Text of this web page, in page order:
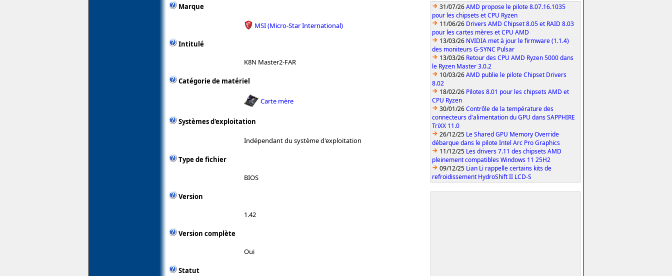
Marque
MSI (Micro-Star International)
Intitulé
K8N Master2-FAR
Catégorie de matériel
Carte mère
Systèmes d'exploitation
Indépendant du système d'exploitation
Type de fichier
BIOS
Version
1.42
Version complète
Oui
Statut
31/07/26AMD propose le pilote 8.07.16.1035
pour les chipsets et CPU Ryzen
11/06/26 Drivers AMD Chipset 8.05 et RAID 8.03
pour les cartes mères et CPU AMD
13/03/26 NVIDIA met à jour le firmware (1.1.4)
des moniteurs G-SYNC Pulsar
13/03/26 Retour des CPU AMD Ryzen 5000 dans
le Ryzen Master 3.0.2
10/03/26AMD publie le pilote Chipset Drivers
8.02
18/02/26 Pilotes 8.01 pour les chipsets AMD et
CPU Ryzen
30/01/26Contrôle de la température des
connecteurs d'alimentation du GPU dans SAPPHIRE
TriXX 11.0
26/12/25 Le Shared GPU Memory Override
débarque dans le pilote Intel Arc Pro Graphics
11/12/25 Les drivers 7.11 des chipsets AMD
pleinement compatibles Windows 11 25H2
09/12/25 Lian Li rappelle certains kits de
refroidissement HydroShift II LCD-S